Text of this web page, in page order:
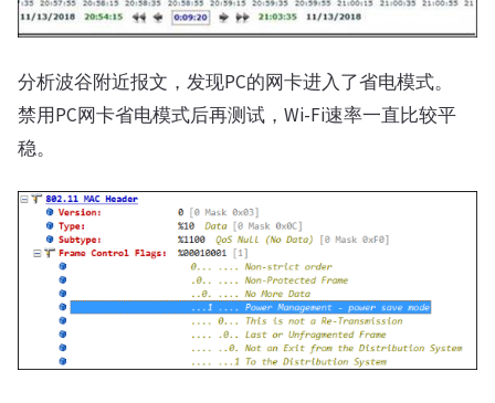
分析波谷附近报文，发现PC的网卡进入了省电模式。
禁用PC网卡省电模式后再测试，Wi-Fi速率一直比较平
稳。